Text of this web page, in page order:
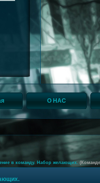
О НАС
в команду. Набор желающих.